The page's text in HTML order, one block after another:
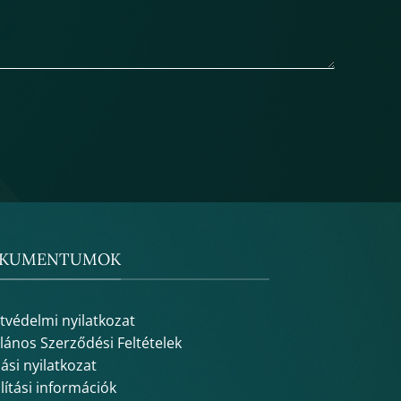
nyilatkozat
Szerződési Feltételek
nyilatkozat
információk